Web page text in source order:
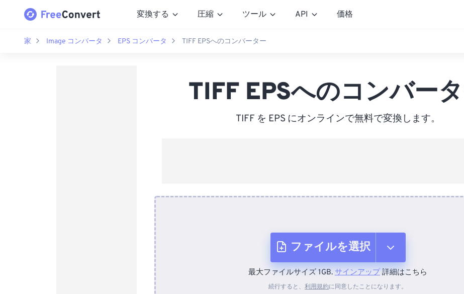
変換する 圧縮 ツール API 価格
家 Image コンバータ EPS コンバータ TIFF EPSへのコンバーター
TIFF EPSへのコンバー
TIFF を EPS にオンラインで無料で変換します。
ファイルを選択
デバイスから
最大ファイルサイズ 1GB. サインアップ詳細はこちら
続行すると、 利用規約に同意したことになります。